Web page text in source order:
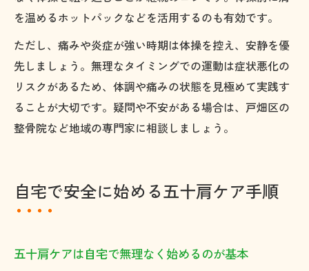
を温めるホットパックなどを活用するのも有効です。
ただし、痛みや炎症が強い時期は体操を控え、安静を優
先しましょう。無理なタイミングでの運動は症状悪化の
リスクがあるため、体調や痛みの状態を見極めて実践す
ることが大切です。疑問や不安がある場合は、戸畑区の
整骨院など地域の専門家に相談しましょう。
自宅で安全に始める五十肩ケア手順
五十肩ケアは自宅で無理なく始めるのが基本